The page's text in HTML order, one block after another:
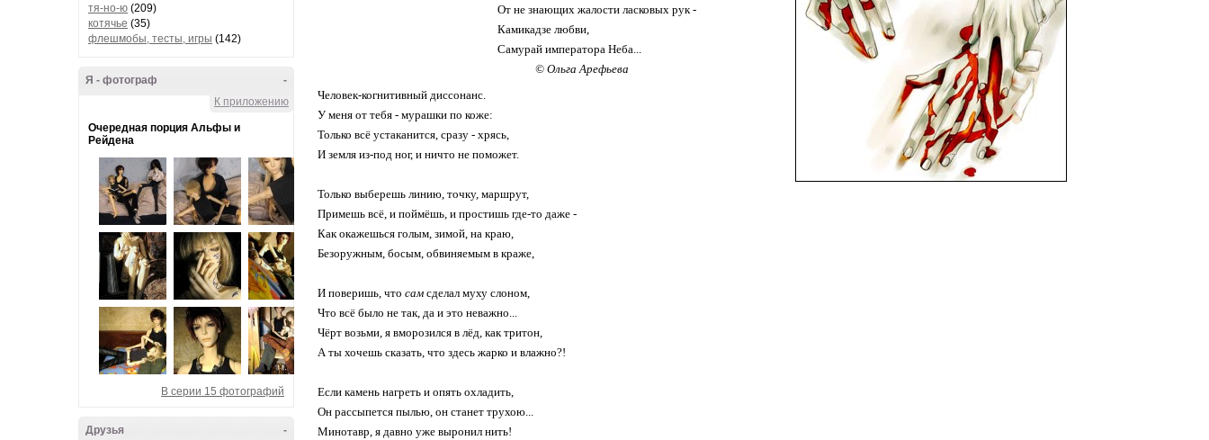
тя-но-ю (209)
котячье (35)
флешмобы, тесты, игры (142)
-
Я - фотограф
К приложению
Очередная порция Альфы и
Рейдена
В серии 15 фотографий
-
Друзья
От не знающих жалости ласковых рук -
Камикадзе любви,
Самурай императора Неба...
© Ольга Арефьева
Человек-когнитивный диссонанс.
У меня от тебя - мурашки по коже:
Только всё устаканится, сразу - хрясь,
И земля из-под ног, и ничто не поможет.
Только выберешь линию, точку, маршрут,
Примешь всё, и поймёшь, и простишь где-то даже -
Как окажешься голым, зимой, на краю,
Безоружным, босым, обвиняемым в краже,
И поверишь, что сам сделал муху слоном,
Что всё было не так, да и это неважно...
Чёрт возьми, я вморозился в лёд, как тритон,
А ты хочешь сказать, что здесь жарко и влажно?!
Если камень нагреть и опять охладить,
Он рассыпется пылью, он станет трухою...
Минотавр, я давно уже выронил нить!